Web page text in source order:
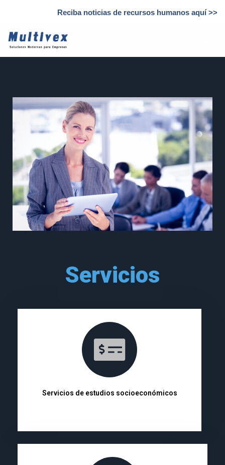
al
contenido
Reciba noticias de recursos humanos aquí >>
Servicios
Servicios de estudios socioeconómicos